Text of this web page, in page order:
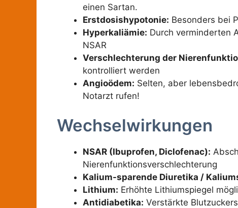
einen Sartan.
Erstdosishypotonie: Besonders bei
Hyperkaliämie: Durch verminderten
NSAR
Verschlechterung der
kontrolliert werden
Angioödem: Selten, aber
Notarzt rufen!
Wechselwirkungen
NSAR (Ibuprofen, Diclofenac):
Nierenfunktionsverschlechterung
Kalium-sparende Diuretika /
Lithium: Erhöhte Lithiumspiegel
Antidiabetika: Verstärkte